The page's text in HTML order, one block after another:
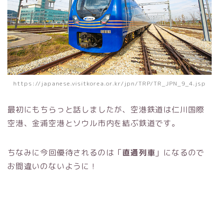
https://japanese.visitkorea.or.kr/jpn/TRP/TR_JPN_9_4.jsp
最初にもちらっと話しましたが、空港鉄道は仁川国際
空港、金浦空港とソウル市内を結ぶ鉄道です。
ちなみに今回優待されるのは「直通列車 」になるので
お間違いのないように！